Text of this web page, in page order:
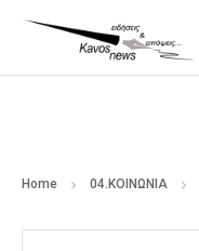
Home 04.ΚΟΙΝΩΝΙΑ